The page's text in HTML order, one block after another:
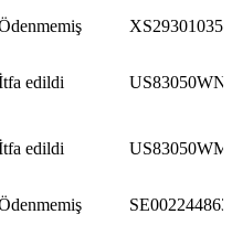
edildi
edildi